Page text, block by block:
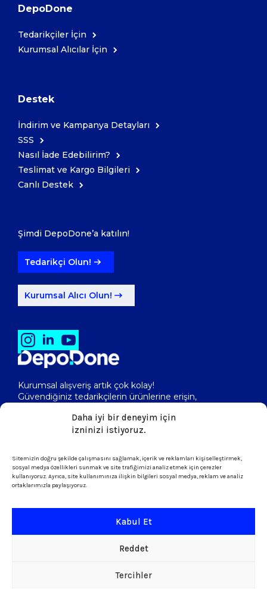
Daha iyi bir deneyim için
izninizi istiyoruz.
Sitemizin doğru şekilde çalışmasını sağlamak, içerik ve reklamları kişiselleştirmek,
sosyal medya özellikleri sunmak ve site trafiğimizi analiz etmek için çerezler
kullanıyoruz. Ayrıca, site kullanımınıza ilişkin bilgileri sosyal medya, reklam ve analiz
ortaklarımızla paylaşıyoruz.
Kabul Et
Reddet
Tercihler
Kurumsal alışveriş artık çok kolay!
Güvendiğiniz tedarikçilerin ürünlerine erişin,
isletme@depodone.com
+90 (539) 301 95 33
DepoDone
Tedarikçiler İçin
Kurumsal Alıcılar İçin
Destek
İndirim ve Kampanya Detayları
SSS
Nasıl İade Edebilirim?
Teslimat ve Kargo Bilgileri
Canlı Destek
Şimdi DepoDone’a katılın!
Tedarikçi Olun!
Kurumsal Alıcı Olun!
Şartlar ve Koşullar
Copyright © 2026 DepoDone. Tüm Hakları sakldır.